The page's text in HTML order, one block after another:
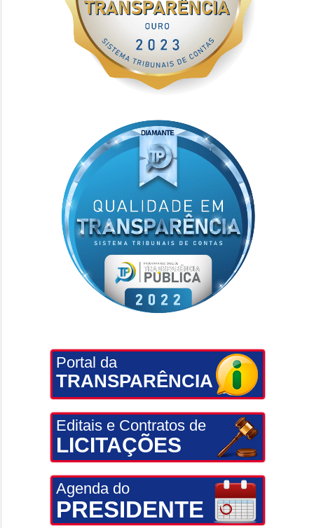
Portal da
TRANSPARÊNCIA
Editais e Contratos de
LICITAÇÕES
Agenda do
PRESIDENTE